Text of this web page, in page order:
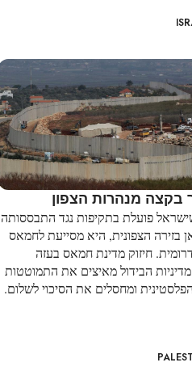
בקצה מנהרות הצפון
פועלת בתקיפות נגד התבססותה
בזירה הצפונית, היא מסייעת לחמאס
חיזוק מדינת חמאס בעזה
הבידול מאיצים את התמוטטות
ומחסלים את הסיכוי לשלום.